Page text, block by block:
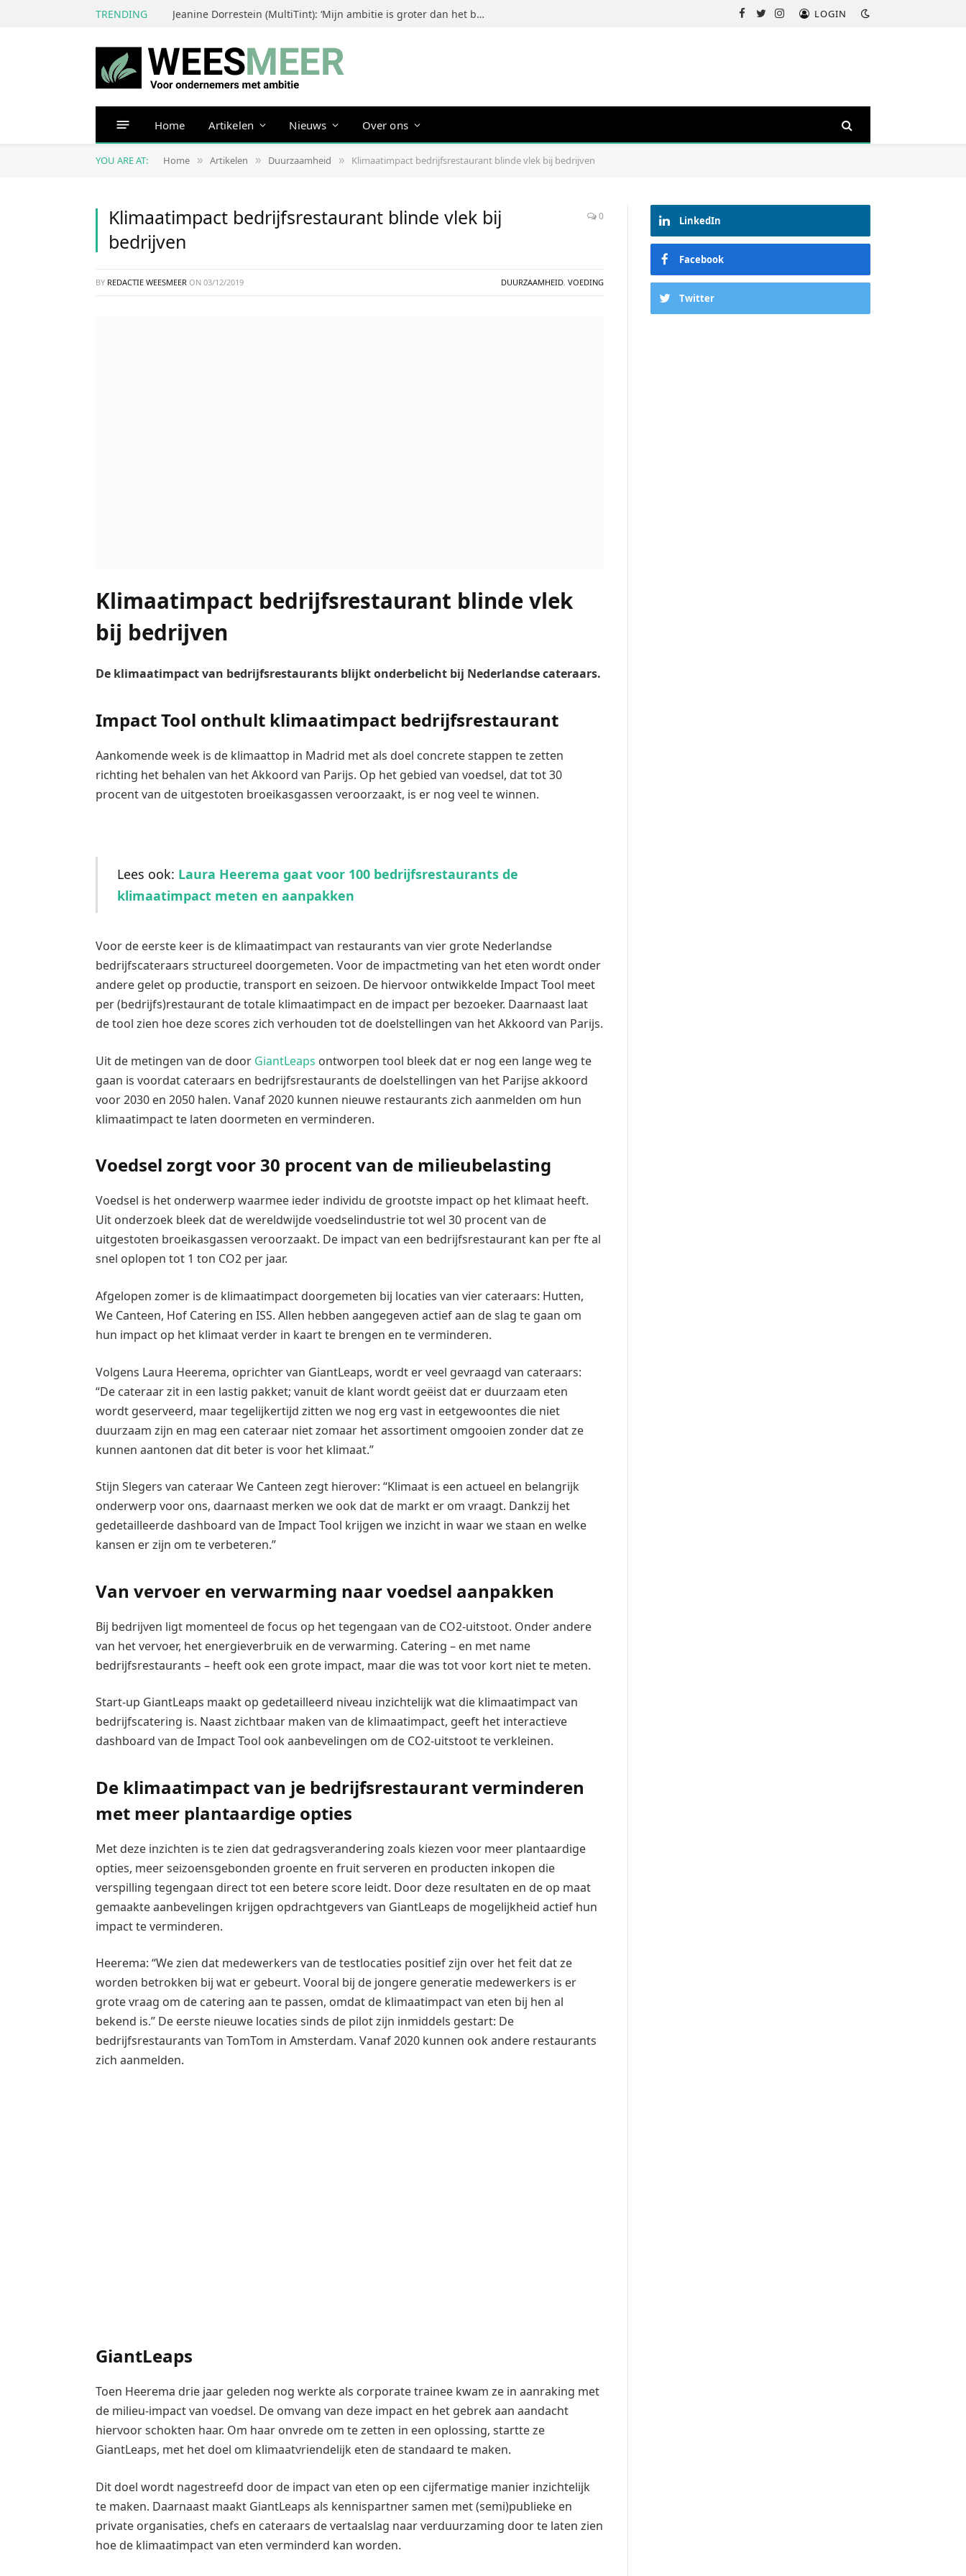
TRENDING Jeanine Dorrestein (MultiTint): ‘Mijn ambitie is groter dan het bouwen van een succesvol merk’ Facebook
TwitterInstagramLOGIN
Home Artikelen Nieuws Over ons
YOU ARE AT: Home » Artikelen » Duurzaamheid » Klimaatimpact bedrijfsrestaurant blinde vlek bij bedrijven
Klimaatimpact bedrijfsrestaurant blinde vlek bij
bedrijven
0
BY REDACTIE WEESMEER ON 03/12/2019 DUURZAAMHEID, VOEDING
Klimaatimpact bedrijfsrestaurant blinde vlek
bij bedrijven
De klimaatimpact van bedrijfsrestaurants blijkt onderbelicht bij Nederlandse cateraars.
Impact Tool onthult klimaatimpact bedrijfsrestaurant
Aankomende week is de klimaattop in Madrid met als doel concrete stappen te zetten
richting het behalen van het Akkoord van Parijs. Op het gebied van voedsel, dat tot 30
procent van de uitgestoten broeikasgassen veroorzaakt, is er nog veel te winnen.
Lees ook: Laura Heerema gaat voor 100 bedrijfsrestaurants de
klimaatimpact meten en aanpakken
Voor de eerste keer is de klimaatimpact van restaurants van vier grote Nederlandse
bedrijfscateraars structureel doorgemeten. Voor de impactmeting van het eten wordt onder
andere gelet op productie, transport en seizoen. De hiervoor ontwikkelde Impact Tool meet
per (bedrijfs)restaurant de totale klimaatimpact en de impact per bezoeker. Daarnaast laat
de tool zien hoe deze scores zich verhouden tot de doelstellingen van het Akkoord van Parijs.
Uit de metingen van de door GiantLeaps ontworpen tool bleek dat er nog een lange weg te
gaan is voordat cateraars en bedrijfsrestaurants de doelstellingen van het Parijse akkoord
voor 2030 en 2050 halen. Vanaf 2020 kunnen nieuwe restaurants zich aanmelden om hun
klimaatimpact te laten doormeten en verminderen.
Voedsel zorgt voor 30 procent van de milieubelasting
Voedsel is het onderwerp waarmee ieder individu de grootste impact op het klimaat heeft.
Uit onderzoek bleek dat de wereldwijde voedselindustrie tot wel 30 procent van de
uitgestoten broeikasgassen veroorzaakt. De impact van een bedrijfsrestaurant kan per fte al
snel oplopen tot 1 ton CO2 per jaar.
Afgelopen zomer is de klimaatimpact doorgemeten bij locaties van vier cateraars: Hutten,
We Canteen, Hof Catering en ISS. Allen hebben aangegeven actief aan de slag te gaan om
hun impact op het klimaat verder in kaart te brengen en te verminderen.
Volgens Laura Heerema, oprichter van GiantLeaps, wordt er veel gevraagd van cateraars:
“De cateraar zit in een lastig pakket; vanuit de klant wordt geëist dat er duurzaam eten
wordt geserveerd, maar tegelijkertijd zitten we nog erg vast in eetgewoontes die niet
duurzaam zijn en mag een cateraar niet zomaar het assortiment omgooien zonder dat ze
kunnen aantonen dat dit beter is voor het klimaat.”
Stijn Slegers van cateraar We Canteen zegt hierover: “Klimaat is een actueel en belangrijk
onderwerp voor ons, daarnaast merken we ook dat de markt er om vraagt. Dankzij het
gedetailleerde dashboard van de Impact Tool krijgen we inzicht in waar we staan en welke
kansen er zijn om te verbeteren.”
Van vervoer en verwarming naar voedsel aanpakken
Bij bedrijven ligt momenteel de focus op het tegengaan van de CO2-uitstoot. Onder andere
van het vervoer, het energieverbruik en de verwarming. Catering – en met name
bedrijfsrestaurants – heeft ook een grote impact, maar die was tot voor kort niet te meten.
Start-up GiantLeaps maakt op gedetailleerd niveau inzichtelijk wat die klimaatimpact van
bedrijfscatering is. Naast zichtbaar maken van de klimaatimpact, geeft het interactieve
dashboard van de Impact Tool ook aanbevelingen om de CO2-uitstoot te verkleinen.
De klimaatimpact van je bedrijfsrestaurant verminderen
met meer plantaardige opties
Met deze inzichten is te zien dat gedragsverandering zoals kiezen voor meer plantaardige
opties, meer seizoensgebonden groente en fruit serveren en producten inkopen die
verspilling tegengaan direct tot een betere score leidt. Door deze resultaten en de op maat
gemaakte aanbevelingen krijgen opdrachtgevers van GiantLeaps de mogelijkheid actief hun
impact te verminderen.
Heerema: “We zien dat medewerkers van de testlocaties positief zijn over het feit dat ze
worden betrokken bij wat er gebeurt. Vooral bij de jongere generatie medewerkers is er
grote vraag om de catering aan te passen, omdat de klimaatimpact van eten bij hen al
bekend is.” De eerste nieuwe locaties sinds de pilot zijn inmiddels gestart: De
bedrijfsrestaurants van TomTom in Amsterdam. Vanaf 2020 kunnen ook andere restaurants
zich aanmelden.
GiantLeaps
Toen Heerema drie jaar geleden nog werkte als corporate trainee kwam ze in aanraking met
de milieu-impact van voedsel. De omvang van deze impact en het gebrek aan aandacht
hiervoor schokten haar. Om haar onvrede om te zetten in een oplossing, startte ze
GiantLeaps, met het doel om klimaatvriendelijk eten de standaard te maken.
Dit doel wordt nagestreefd door de impact van eten op een cijfermatige manier inzichtelijk
te maken. Daarnaast maakt GiantLeaps als kennispartner samen met (semi)publieke en
private organisaties, chefs en cateraars de vertaalslag naar verduurzaming door te laten zien
hoe de klimaatimpact van eten verminderd kan worden.
LinkedIn
Facebook
Twitter